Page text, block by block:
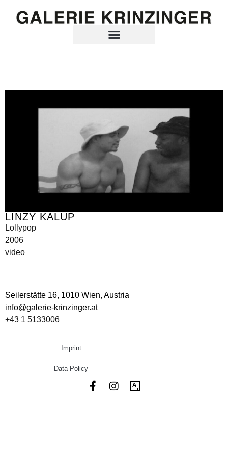
LINZY KALUP
Lollypop
2006
video
Seilerstätte 16, 1010 Wien, Austria
info@galerie-krinzinger.at
+43 1 5133006
Imprint
Data Policy